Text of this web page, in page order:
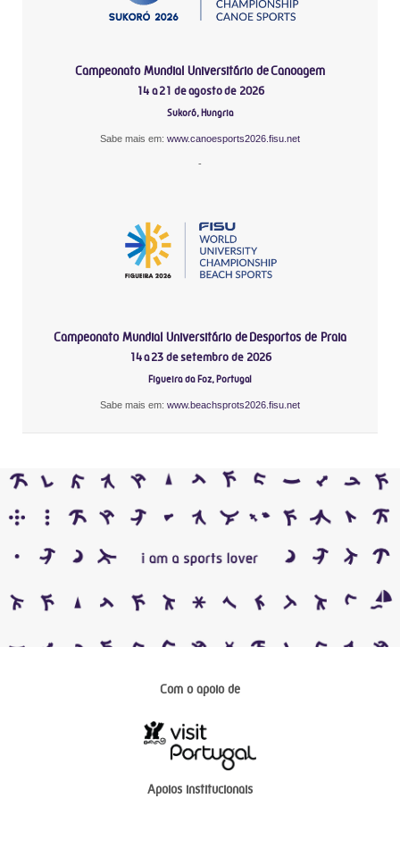
Campeonato Mundial Universitário de Canoagem
14 a 21 de agosto de 2026
Sukoró, Hungria
Sabe mais em: www.canoesports2026.fisu.net
-
Campeonato Mundial Universitário de Desportos de Praia
14 a 23 de setembro de 2026
Figueira da Foz, Portugal
Sabe mais em: www.beachsprots2026.fisu.net
Com o apoio de
Apoios institucionais